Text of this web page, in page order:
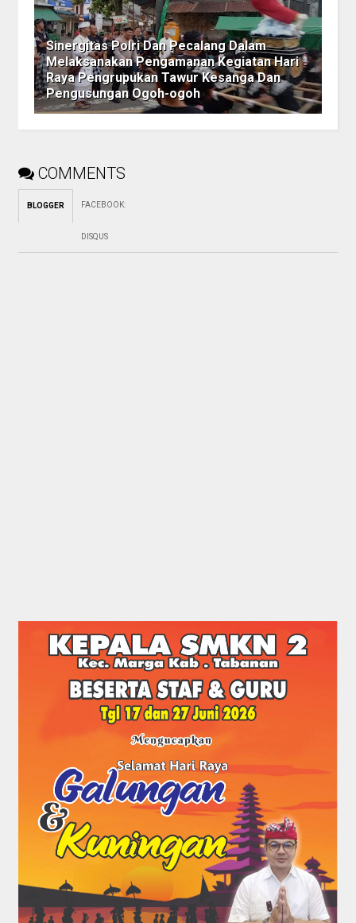
Sinergitas Polri Dan Pecalang Dalam
Melaksanakan Pengamanan Kegiatan Hari
Raya Pengrupukan Tawur Kesanga Dan
Pengusungan Ogoh-ogoh
COMMENTS
BLOGGER FACEBOOK:
DISQUS